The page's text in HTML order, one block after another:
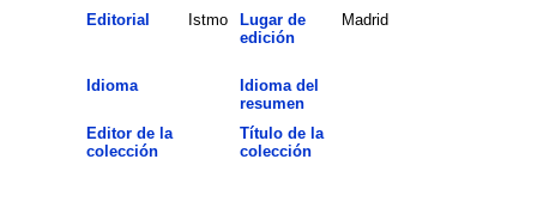
Editorial
Istmo
Lugar de
edición
Madrid
Idioma
Idioma del
resumen
Editor de la
colección
Título de la
colección